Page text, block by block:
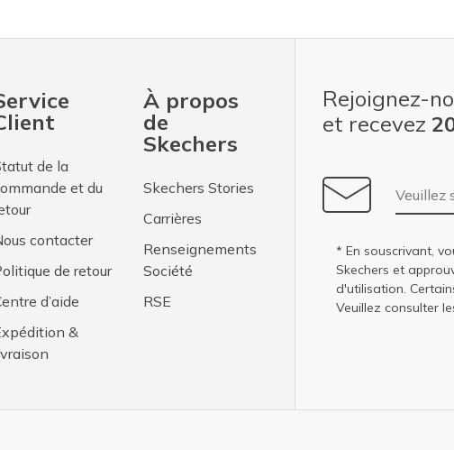
de la
et du
contacter
de retour
d’aide
&
À propos
de
Skechers
Skechers Stories
Carrières
Renseignements
Société
RSE
Rejoignez-
et recevez
Adresse
* En souscrivant,
Skechers et
d'utilisation .
Veuillez consulter